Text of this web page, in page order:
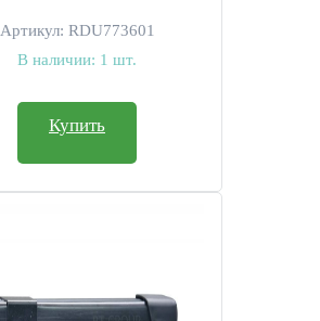
Артикул: RDU773601
В наличии: 1 шт.
Купить